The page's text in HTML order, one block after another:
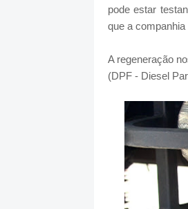
pode estar
que a
A regeneração
(DPF - Diesel